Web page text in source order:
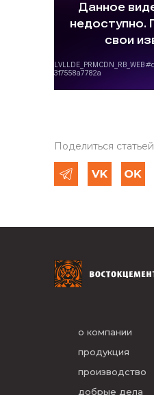
Поделиться статьей
о компании
продукция
производство
добрые дела